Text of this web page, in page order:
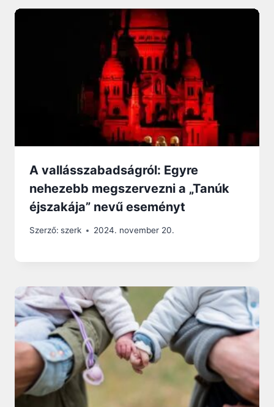
A vallásszabadságról: Egyre
nehezebb megszervezni a „Tanúk
éjszakája” nevű eseményt
Szerző: szerk 2024. november 20.